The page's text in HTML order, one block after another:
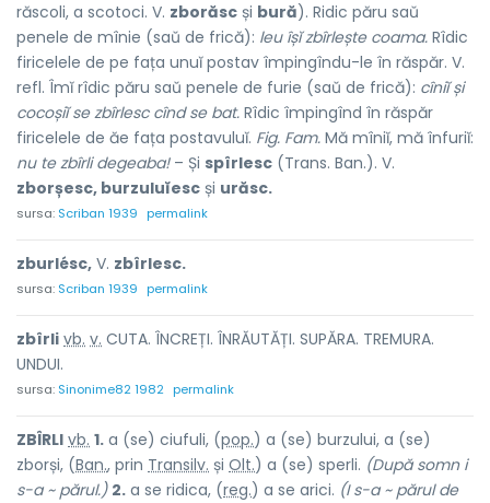
răscoli, a scotoci. V. zborăsc și bură). Ridic păru saŭ
penele de mînie (saŭ de frică): leu îșĭ zbîrlește coama. Rîdic
firicelele de pe fața unuĭ postav împingîndu-le în răspăr. V.
refl. Îmĭ rîdic păru saŭ penele de furie (saŭ de frică): cîniĭ și
cocoșiĭ se zbîrlesc cînd se bat. Rîdic împingînd în răspăr
firicelele de ăe fața postavuluĭ. Fig. Fam. Mă mîniĭ, mă înfuriĭ:
nu te zbîrli degeaba!– Și spîrlesc (Trans. Ban.). V.
zborșesc, burzuluĭesc și urăsc.
sursa: Scriban 1939 permalink
zburlésc, V. zbîrlesc.
sursa: Scriban 1939 permalink
zbîrli vb. v. CUTA. ÎNCREȚI. ÎNRĂUTĂȚI. SUPĂRA. TREMURA.
UNDUI.
sursa: Sinonime82 1982 permalink
ZBÎRLI vb. 1. a (se) ciufuli, (pop.) a (se) burzului, a (se)
zborși, (Ban., prin Transilv. și Olt.) a (se) sperli. (După somn i
s-a ~ părul.) 2. a se ridica, (reg.) a se arici. (I s-a ~ părul de